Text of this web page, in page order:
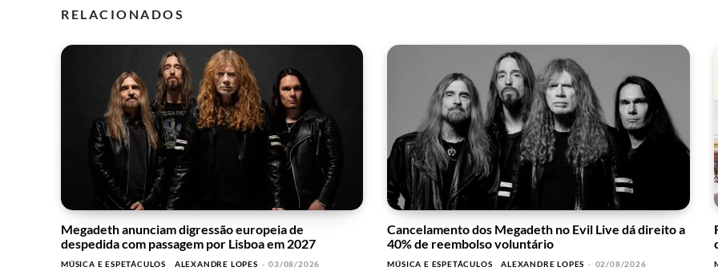
RELACIONADOS
Megadeth anunciam digressão europeia de
despedida com passagem por Lisboa em 2027
MÚSICA E ESPETÁCULOS ALEXANDRE LOPES - 03/08/2026
Cancelamento dos Megadeth no Evil Live dá direito a
40% de reembolso voluntário
MÚSICA E ESPETÁCULOS ALEXANDRE LOPES - 02/08/2026